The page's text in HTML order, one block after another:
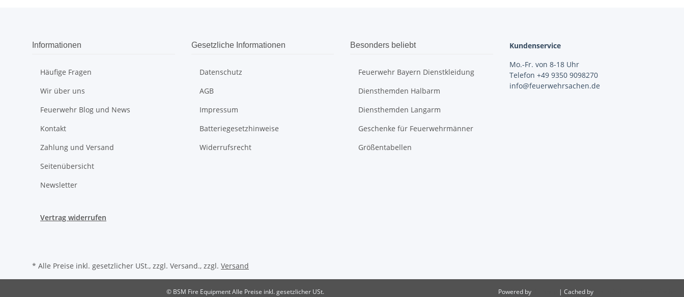
Informationen
Häufige Fragen
Wir über uns
Feuerwehr Blog und News
Kontakt
Zahlung und Versand
Seitenübersicht
Newsletter
Gesetzliche Informationen
Datenschutz
AGB
Impressum
Batteriegesetzhinweise
Widerrufsrecht
Besonders beliebt
Feuerwehr Bayern Dienstkleidung
Diensthemden Halbarm
Diensthemden Langarm
Geschenke für Feuerwehrmänner
Größentabellen
Kundenservice
Mo.-Fr. von 8-18 Uhr
Telefon +49 9350 9098270
info@feuerwehrsachen.de
Vertrag widerrufen
* Alle Preise inkl. gesetzlicher USt., zzgl. Versand., zzgl. Versand
© BSM Fire Equipment Alle Preise inkl. gesetzlicher USt. Powered by | Cached by